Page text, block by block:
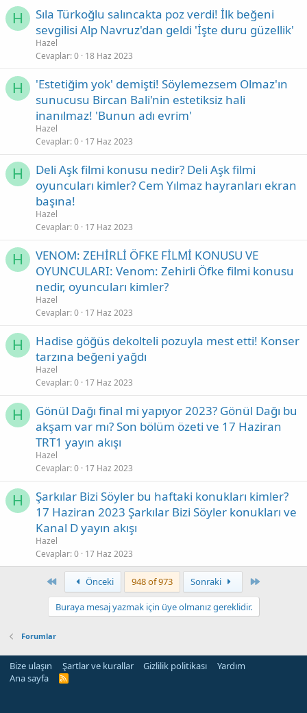
H
Sıla Türkoğlu salıncakta poz verdi! İlk beğeni
sevgilisi Alp Navruz'dan geldi 'İşte duru güzellik'
Hazel
Cevaplar 0 18 Haz 2023
H
'Estetiğim yok' demişti! Söylemezsem Olmaz'ın
sunucusu Bircan Bali'nin estetiksiz hali
inanılmaz! 'Bunun adı evrim'
Hazel
Cevaplar 0 17 Haz 2023
H
Deli Aşk filmi konusu nedir? Deli Aşk filmi
oyuncuları kimler? Cem Yılmaz hayranları ekran
başına!
Hazel
Cevaplar 0 17 Haz 2023
H
VENOM: ZEHİRLİ ÖFKE FİLMİ KONUSU VE
OYUNCULARI: Venom: Zehirli Öfke filmi konusu
nedir, oyuncuları kimler?
Hazel
Cevaplar 0 17 Haz 2023
H
Hadise göğüs dekolteli pozuyla mest etti! Konser
tarzına beğeni yağdı
Hazel
Cevaplar 0 17 Haz 2023
H
Gönül Dağı final mi yapıyor 2023? Gönül Dağı bu
akşam var mı? Son bölüm özeti ve 17 Haziran
TRT1 yayın akışı
Hazel
Cevaplar 0 17 Haz 2023
H
Şarkılar Bizi Söyler bu haftaki konukları kimler?
17 Haziran 2023 Şarkılar Bizi Söyler konukları ve
Kanal D yayın akışı
Hazel
Cevaplar 0 17 Haz 2023
Önceki 948 of 973 Sonraki
Buraya mesaj yazmak için üye olmanız gereklidir.
Forumlar
Bize ulaşın Şartlar ve kurallar Gizlilik politikası
Yardım
Ana sayfa
R